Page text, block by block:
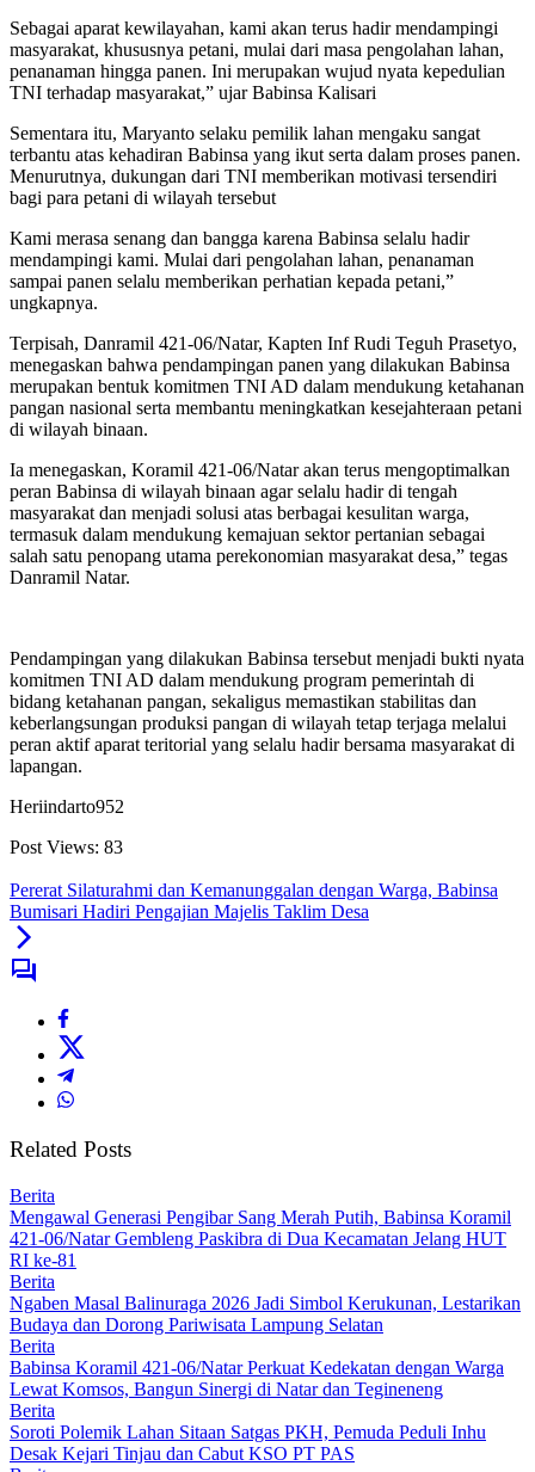
Sebagai aparat kewilayahan, kami akan terus hadir mendampingi
masyarakat, khususnya petani, mulai dari masa pengolahan lahan,
penanaman hingga panen. Ini merupakan wujud nyata kepedulian
TNI terhadap masyarakat,” ujar Babinsa Kalisari
Sementara itu, Maryanto selaku pemilik lahan mengaku sangat
terbantu atas kehadiran Babinsa yang ikut serta dalam proses panen.
Menurutnya, dukungan dari TNI memberikan motivasi tersendiri
bagi para petani di wilayah tersebut
Kami merasa senang dan bangga karena Babinsa selalu hadir
mendampingi kami. Mulai dari pengolahan lahan, penanaman
sampai panen selalu memberikan perhatian kepada petani,”
ungkapnya.
Terpisah, Danramil 421-06/Natar, Kapten Inf Rudi Teguh Prasetyo,
menegaskan bahwa pendampingan panen yang dilakukan Babinsa
merupakan bentuk komitmen TNI AD dalam mendukung ketahanan
pangan nasional serta membantu meningkatkan kesejahteraan petani
di wilayah binaan.
Ia menegaskan, Koramil 421-06/Natar akan terus mengoptimalkan
peran Babinsa di wilayah binaan agar selalu hadir di tengah
masyarakat dan menjadi solusi atas berbagai kesulitan warga,
termasuk dalam mendukung kemajuan sektor pertanian sebagai
salah satu penopang utama perekonomian masyarakat desa,” tegas
Danramil Natar.
Pendampingan yang dilakukan Babinsa tersebut menjadi bukti nyata
komitmen TNI AD dalam mendukung program pemerintah di
bidang ketahanan pangan, sekaligus memastikan stabilitas dan
keberlangsungan produksi pangan di wilayah tetap terjaga melalui
peran aktif aparat teritorial yang selalu hadir bersama masyarakat di
lapangan.
Heriindarto952
Post Views: 83
Pererat Silaturahmi dan Kemanunggalan dengan Warga, Babinsa
Bumisari Hadiri Pengajian Majelis Taklim Desa
Related Posts
Berita
Mengawal Generasi Pengibar Sang Merah Putih, Babinsa Koramil
421-06/Natar Gembleng Paskibra di Dua Kecamatan Jelang HUT
RI ke-81
Berita
Ngaben Masal Balinuraga 2026 Jadi Simbol Kerukunan, Lestarikan
Budaya dan Dorong Pariwisata Lampung Selatan
Berita
Babinsa Koramil 421-06/Natar Perkuat Kedekatan dengan Warga
Lewat Komsos, Bangun Sinergi di Natar dan Tegineneng
Berita
Soroti Polemik Lahan Sitaan Satgas PKH, Pemuda Peduli Inhu
Desak Kejari Tinjau dan Cabut KSO PT PAS